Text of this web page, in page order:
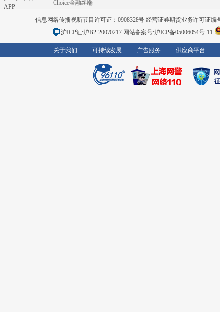
APP
Choice金融终端
信息网络传播视听节目许可证：0908328号 经营证券期货业务许可证编
沪ICP证:沪B2-20070217 网站备案号:沪ICP备05006054号-11
关于我们 可持续发展 广告服务 供应商平台